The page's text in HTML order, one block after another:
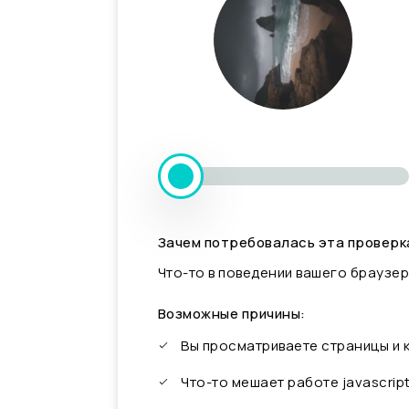
Зачем потребовалась эта
Что-то в поведении вашего
Возможные причины:
Вы просматриваете страницы
Что-то мешает работе